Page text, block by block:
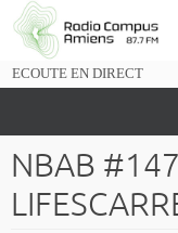
Passer
vers
ECOUTE EN DIRECT
NBAB